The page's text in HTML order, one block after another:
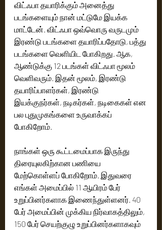
விட்ஃபா தயாரிக்கும் அனைத்து
படங்களையும் நான் மட்டுமே இயக்க
மாட்டேன். விட்ஃபா ஒவ்வொரு வருடமும்
இரண்டு படங்களை தயாரிப்பதோடு, பத்து
படங்களை வெளியிட போகிறது. ஆக,
ஆண்டுக்கு 12 படங்கள் விட்ஃபா மூலம்
வெளிவரும். இதன் மூலம், இரண்டு
தயாரிப்பாளர்கள், இரண்டு
இயக்குநர்கள், நடிகர்கள், நடிகைகள் என
பல புதுமுகங்களை உருவாக்கப்
போகிறோம்.
நாங்கள் ஒரு கூட்டமைப்பாக இருந்து
திரையுலகிற்கான பணியை
மேற்கொள்ளப் போகிறோம். இதுவரை
எங்கள் அமைப்பில் 11 ஆயிரம் பேர்
உறுப்பினர்களாக இணைந்துள்ளனர். 40
பேர் அமைப்பின் முக்கிய நிர்வாகத்திலும்,
150 பேர் செயற்குழு உறுப்பினர்களாகவும்